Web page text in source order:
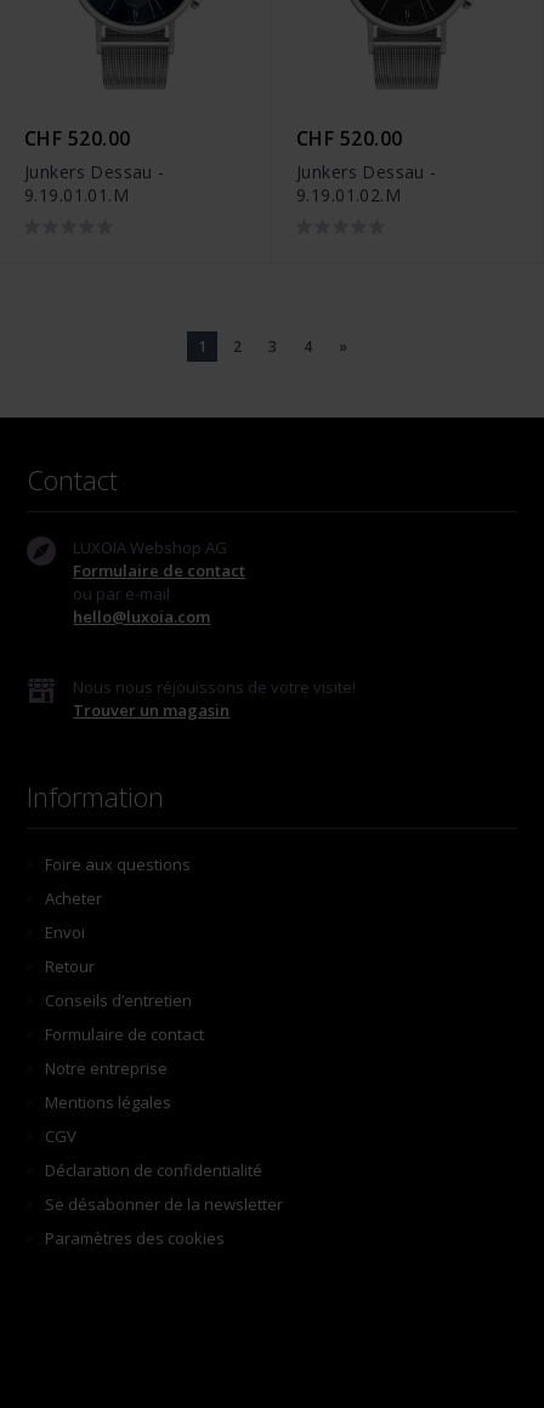
CHF 520.00
Junkers Dessau -
9.19.01.01.M
CHF 520.00
Junkers Dessau -
9.19.01.02.M
1 2 3 4 »
Contact
LUXOIA Webshop AG
Formulaire de contact
ou par e-mail
hello@luxoia.com
Nous nous réjouissons de votre visite!
Trouver un magasin
Information
Foire aux questions
Acheter
Envoi
Retour
Conseils d’entretien
Formulaire de contact
Notre entreprise
Mentions légales
CGV
Déclaration de confidentialité
Se désabonner de la newsletter
Paramètres des cookies